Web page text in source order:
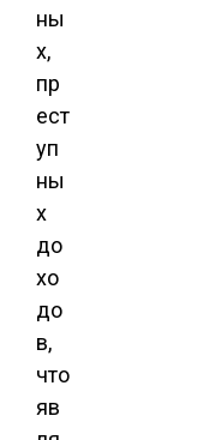
ны
х,
пр
ест
уп
ны
х
до
хо
до
в,
что
яв